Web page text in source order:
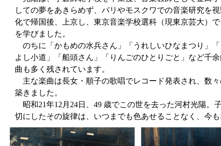
しての夢をあきらめず、パリやモスクワでの音楽研究を
化で帰国後、上京し、東京音楽学校選科（現東京芸大）
を学びました。
のちに「かもめの水兵さん」「うれしいひなまつり」
よし小道」「船頭さん」「りんごのひとりごと」など千
曲も多く残されています。
主な楽曲は長女・順子の歌唱でレコード発表され、数
築きました。
昭和21年12月24日、49 歳でこの世を去った河村光陽。
切にしたその旋律は、いつまでも色あせることなく、今